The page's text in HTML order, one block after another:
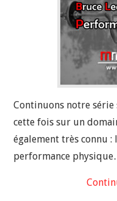
Continuons notre
cette fois sur un
également très connu
performance